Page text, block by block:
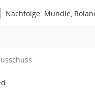
Nachfolge: Mundle,